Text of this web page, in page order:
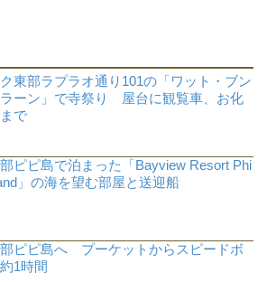
東部ラプラオ通り101の「ワット・ブン
ラーン」で寺祭り 屋台に観覧車、お化
で
ピピ島で泊まった「Bayview Resort Phi
」の海を望む部屋と送迎船
ピピ島へ プーケットからスピードボ
1時間